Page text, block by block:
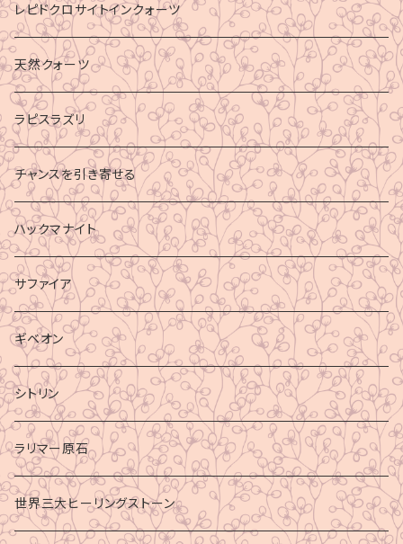
ビジネス成功
財運
レピドクロサイトインクォーツ
天然クォーツ
ラピスラズリ
チャンスを引き寄せる
ハックマナイト
サファイア
ギベオン
シトリン
ラリマー原石
世界三大ヒーリングストーン